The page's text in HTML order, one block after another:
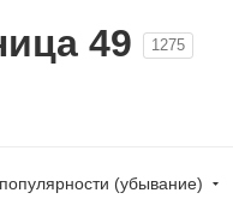
49 1275
(убывание)